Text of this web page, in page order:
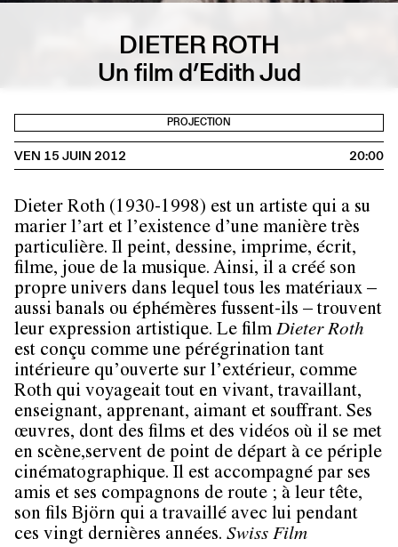
DIETER ROTH
Un film d’Edith Jud
PROJECTION
VEN 15 JUIN 2012 20:00
Dieter Roth (1930-1998) est un artiste qui a su
marier l’art et l’existence d’une manière très
particulière. Il peint, dessine, imprime, écrit,
filme, joue de la musique. Ainsi, il a créé son
propre univers dans lequel tous les matériaux –
aussi banals ou éphémères fussent-ils – trouvent
leur expression artistique. Le filmDieter Roth
est conçu comme une pérégrination tant
intérieure qu’ouverte sur l’extérieur, comme
Roth qui voyageait tout en vivant, travaillant,
enseignant, apprenant, aimant et souffrant. Ses
œuvres, dont des films et des vidéos où il se met
en scène,servent de point de départ à ce périple
cinématographique. Il est accompagné par ses
amis et ses compagnons de route ; à leur tête,
son fils Björn qui a travaillé avec lui pendant
ces vingt dernières années. Swiss Film